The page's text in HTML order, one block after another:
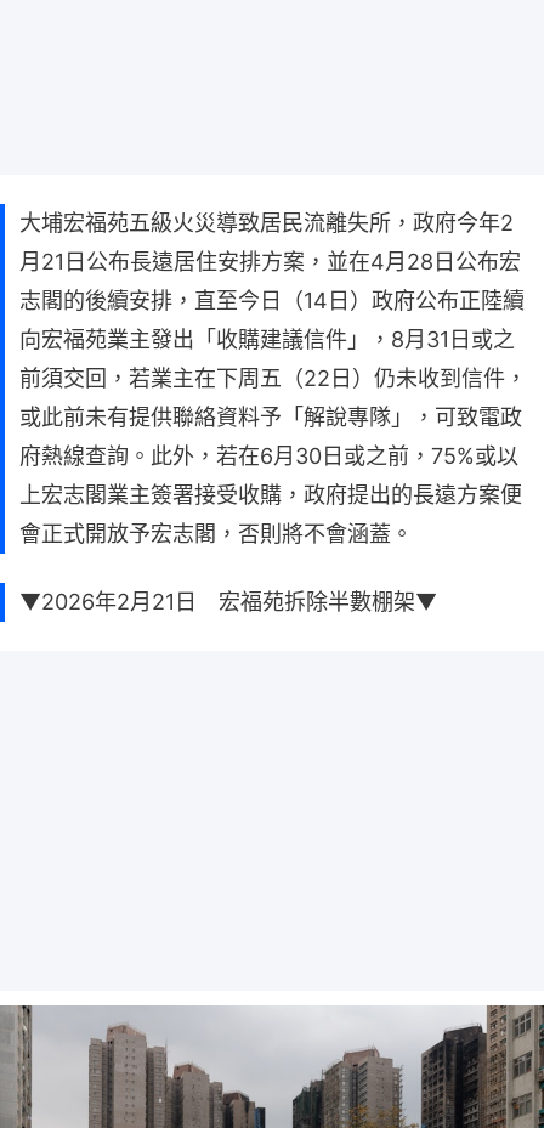
大埔宏福苑五級火災導致居民流離失所，政府今年2
月21日公布長遠居住安排方案，並在4月28日公布宏
志閣的後續安排，直至今日（14日）政府公布正陸續
向宏福苑業主發出「收購建議信件」，8月31日或之
前須交回，若業主在下周五（22日）仍未收到信件，
或此前未有提供聯絡資料予「解說專隊」，可致電政
府熱線查詢。此外，若在6月30日或之前，75%或以
上宏志閣業主簽署接受收購，政府提出的長遠方案便
會正式開放予宏志閣，否則將不會涵蓋。
▼2026年2月21日 宏福苑拆除半數棚架▼